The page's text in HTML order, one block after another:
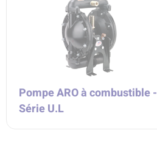
Pompe ARO à combustible -
Série U.L